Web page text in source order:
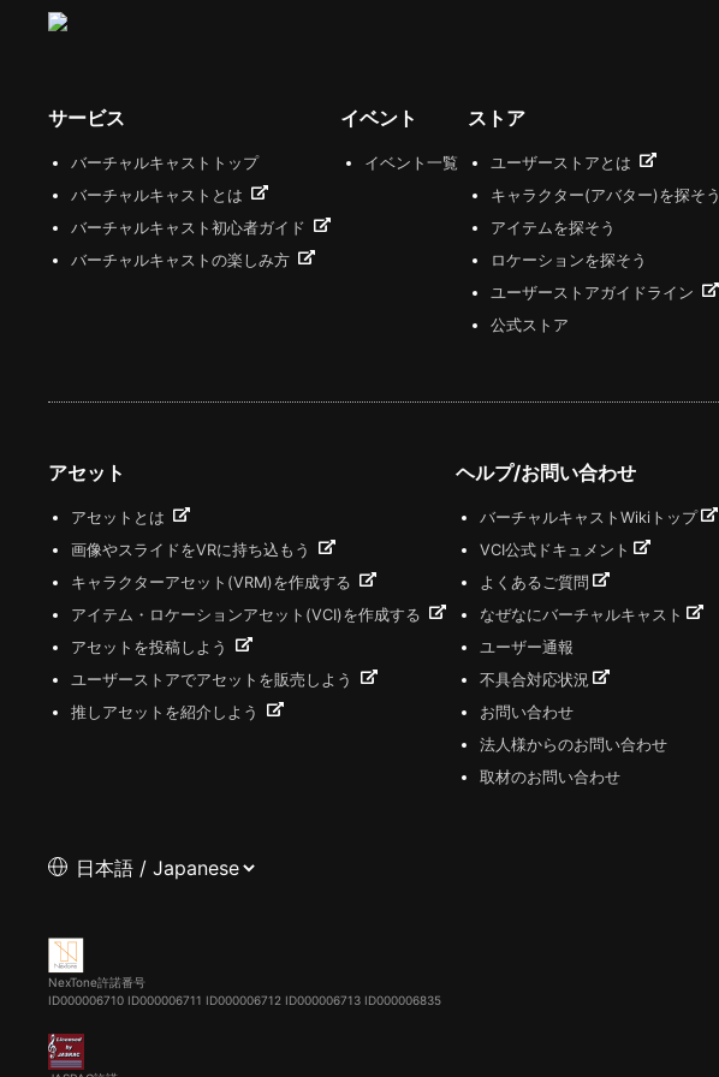
サービス
バーチャルキャストトップ
バーチャルキャストとは
バーチャルキャスト初心者ガイド
バーチャルキャストの楽しみ方
イベント
イベント一覧
ストア
ユーザーストアとは
キャラクター(アバター)を探そう
アイテムを探そう
ロケーションを探そう
ユーザーストアガイドライン
公式ストア
アセット
アセットとは
画像やスライドをVRに持ち込もう
キャラクターアセット(VRM)を作成する
アイテム・ロケーションアセット(VCI)を作成する
アセットを投稿しよう
ユーザーストアでアセットを販売しよう
推しアセットを紹介しよう
ヘルプ/お問い合わせ
バーチャルキャストWikiトップ
VCI公式ドキュメント
よくあるご質問
なぜなにバーチャルキャスト
ユーザー通報
不具合対応状況
お問い合わせ
法人様からのお問い合わせ
取材のお問い合わせ
NexTone許諾番号
ID000006710 ID000006711 ID000006712 ID000006713 ID000006835